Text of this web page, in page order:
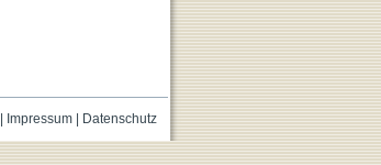
Impressum| Datenschutz